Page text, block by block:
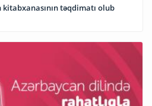
təqdimatı olub